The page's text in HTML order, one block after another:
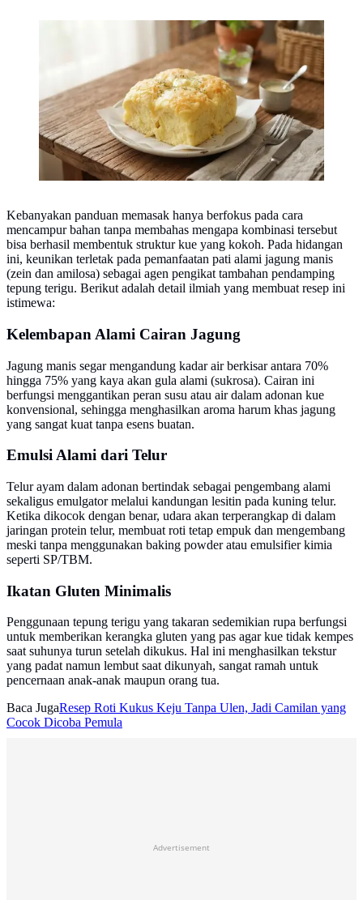
Roti Kukus Keju (AI Generated)
Kebanyakan panduan memasak hanya berfokus pada cara
mencampur bahan tanpa membahas mengapa kombinasi tersebut
bisa berhasil membentuk struktur kue yang kokoh. Pada hidangan
ini, keunikan terletak pada pemanfaatan pati alami jagung manis
(zein dan amilosa) sebagai agen pengikat tambahan pendamping
tepung terigu. Berikut adalah detail ilmiah yang membuat resep ini
istimewa:
Kelembapan Alami Cairan Jagung
Jagung manis segar mengandung kadar air berkisar antara 70%
hingga 75% yang kaya akan gula alami (sukrosa). Cairan ini
berfungsi menggantikan peran susu atau air dalam adonan kue
konvensional, sehingga menghasilkan aroma harum khas jagung
yang sangat kuat tanpa esens buatan.
Emulsi Alami dari Telur
Telur ayam dalam adonan bertindak sebagai pengembang alami
sekaligus emulgator melalui kandungan lesitin pada kuning telur.
Ketika dikocok dengan benar, udara akan terperangkap di dalam
jaringan protein telur, membuat roti tetap empuk dan mengembang
meski tanpa menggunakan baking powder atau emulsifier kimia
seperti SP/TBM.
Ikatan Gluten Minimalis
Penggunaan tepung terigu yang takaran sedemikian rupa berfungsi
untuk memberikan kerangka gluten yang pas agar kue tidak kempes
saat suhunya turun setelah dikukus. Hal ini menghasilkan tekstur
yang padat namun lembut saat dikunyah, sangat ramah untuk
pencernaan anak-anak maupun orang tua.
Baca JugaResep Roti Kukus Keju Tanpa Ulen, Jadi Camilan yang
Cocok Dicoba Pemula
Advertisement